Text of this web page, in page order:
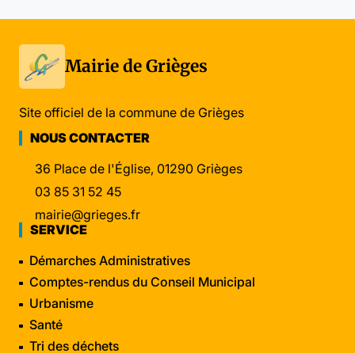
Mairie de Grièges
Site officiel de la commune de Grièges
NOUS CONTACTER
36 Place de l'Église, 01290 Grièges
03 85 31 52 45
mairie@grieges.fr
SERVICE
Démarches Administratives
Comptes-rendus du Conseil Municipal
Urbanisme
Santé
Tri des déchets